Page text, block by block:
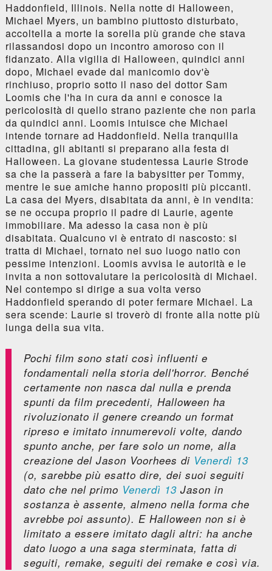
Haddonfield, Illinois. Nella notte di Halloween,
Michael Myers, un bambino piuttosto disturbato,
accoltella a morte la sorella più grande che stava
rilassandosi dopo un incontro amoroso con il
fidanzato. Alla vigilia di Halloween, quindici anni
dopo, Michael evade dal manicomio dov'è
rinchiuso, proprio sotto il naso del dottor Sam
Loomis che l'ha in cura da anni e conosce la
pericolosità di quello strano paziente che non parla
da quindici anni. Loomis intuisce che Michael
intende tornare ad Haddonfield. Nella tranquilla
cittadina, gli abitanti si preparano alla festa di
Halloween. La giovane studentessa Laurie Strode
sa che la passerà a fare la babysitter per Tommy,
mentre le sue amiche hanno propositi più piccanti.
La casa dei Myers, disabitata da anni, è in vendita:
se ne occupa proprio il padre di Laurie, agente
immobiliare. Ma adesso la casa non è più
disabitata. Qualcuno vi è entrato di nascosto: si
tratta di Michael, tornato nel suo luogo natio con
pessime intenzioni. Loomis avvisa le autorità e le
invita a non sottovalutare la pericolosità di Michael.
Nel contempo si dirige a sua volta verso
Haddonfield sperando di poter fermare Michael. La
sera scende: Laurie si troverò di fronte alla notte più
lunga della sua vita.
Pochi film sono stati così influenti e
fondamentali nella storia dell'horror. Benché
certamente non nasca dal nulla e prenda
spunti da film precedenti, Halloween ha
rivoluzionato il genere creando un format
ripreso e imitato innumerevoli volte, dando
spunto anche, per fare solo un nome, alla
creazione del Jason Voorhees di Venerdì 13
(o, sarebbe più esatto dire, dei suoi seguiti
dato che nel primo Venerdì 13Jason in
sostanza è assente, almeno nella forma che
avrebbe poi assunto). E Halloween non si è
limitato a essere imitato dagli altri: ha anche
dato luogo a una saga sterminata, fatta di
seguiti, remake, seguiti dei remake e così via.